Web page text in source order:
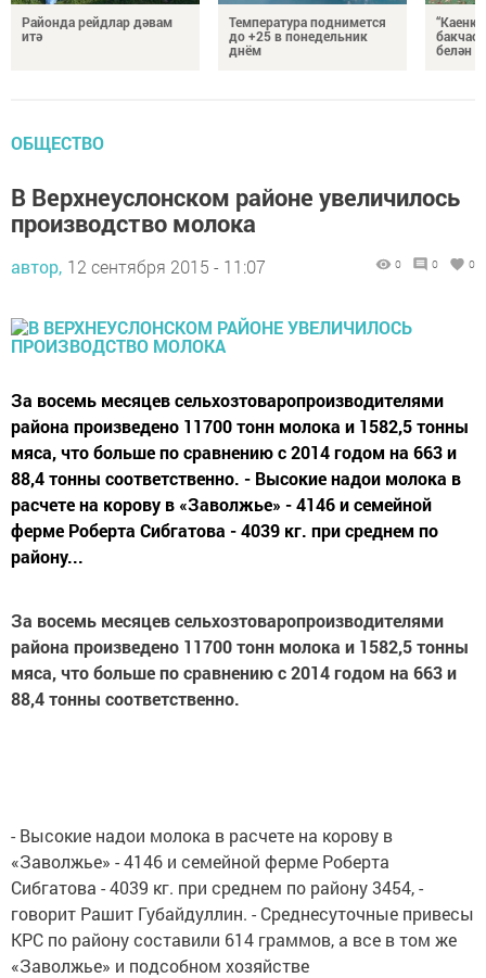
Районда рейдлар дәвам
итә
Температура поднимется
до +25 в понедельник
днём
белән
ОБЩЕСТВО
В Верхнеуслонском районе увеличилось
производство молока
автор, 12 сентября 2015 - 11:07 0 0 0
За восемь месяцев сельхозтоваропроизводителями
района произведено 11700 тонн молока и 1582,5 тонны
мяса, что больше по сравнению с 2014 годом на 663 и
88,4 тонны соответственно. - Высокие надои молока в
расчете на корову в «Заволжье» - 4146 и семейной
ферме Роберта Сибгатова - 4039 кг. при среднем по
району...
За восемь месяцев сельхозтоваропроизводителями
района произведено 11700 тонн молока и 1582,5 тонны
мяса, что больше по сравнению с 2014 годом на 663 и
88,4 тонны соответственно.
- Высокие надои молока в расчете на корову в
«Заволжье» - 4146 и семейной ферме Роберта
Сибгатова - 4039 кг. при среднем по району 3454, -
говорит Рашит Губайдуллин. - Среднесуточные привесы
КРС по району составили 614 граммов, а все в том же
«Заволжье» и подсобном хозяйстве